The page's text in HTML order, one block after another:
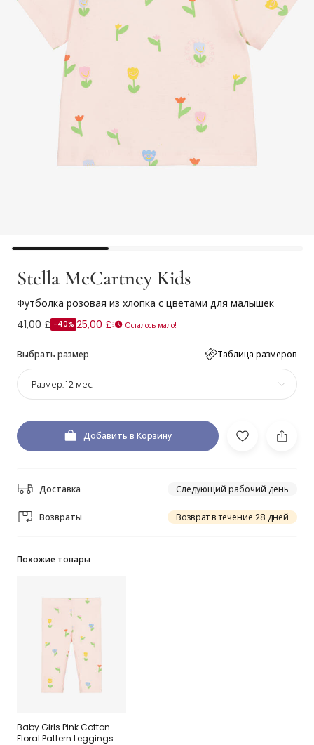
Stella McCartney Kids
Футболка розовая из хлопка с цветами для малышек
41,00 £ -40% 25,00 £ Осталось мало!
Выбрать размер Таблица размеров
Размер:12 мес.
Добавить в Корзину
Доставка Следующий рабочий день
Возвраты Возврат в течение 28 дней
Похожие товары
Baby Girls Pink Cotton
Floral Pattern Leggings